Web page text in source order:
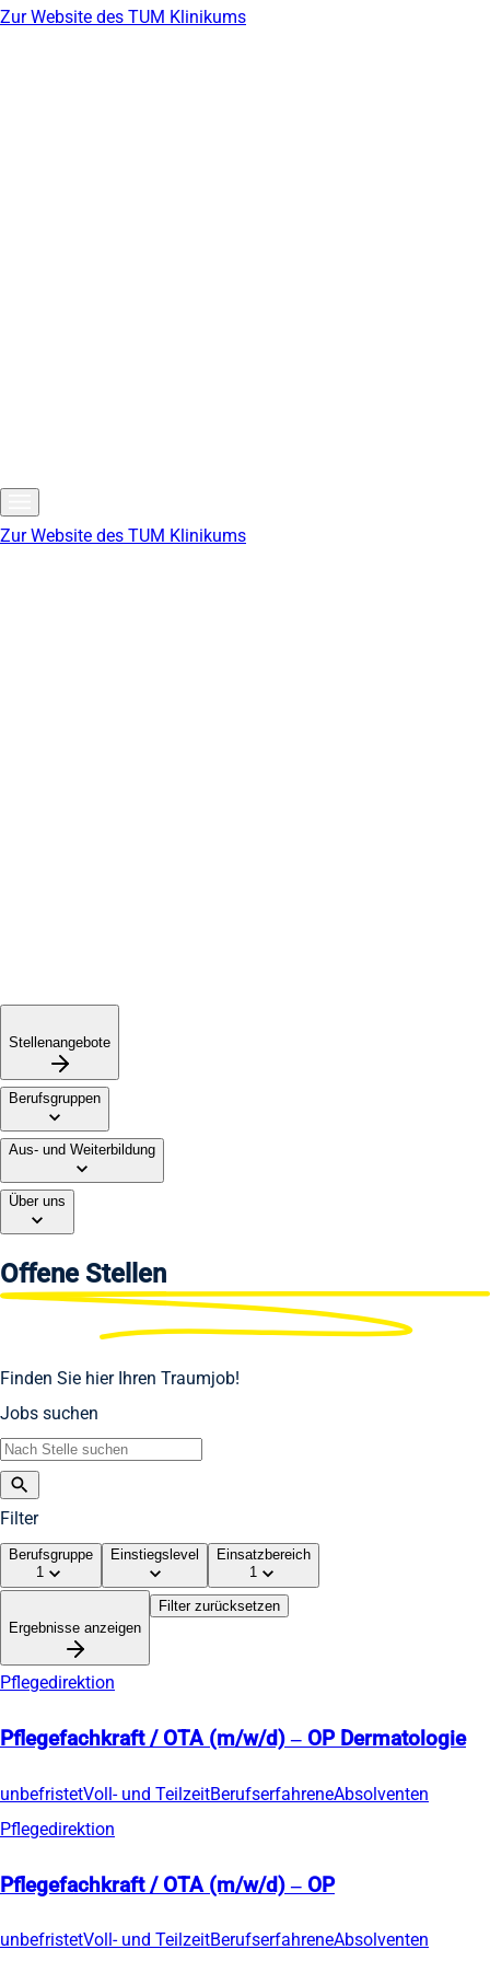
Zur Website des TUM Klinikums
Zur Website des TUM Klinikums
Stellenangebote
Berufsgruppen
Aus- und Weiterbildung
Über uns
Offene Stellen
Finden Sie hier Ihren Traumjob!
Jobs suchen
Filter
Berufsgruppe
1
Einstiegslevel
Einsatzbereich
1
Ergebnisse anzeigen
Filter zurücksetzen
Pflegedirektion
Pflegefachkraft / OTA (m/w/d) – OP Dermatologie
unbefristetVoll- und TeilzeitBerufserfahreneAbsolventen
Pflegedirektion
Pflegefachkraft / OTA (m/w/d) – OP
unbefristetVoll- und TeilzeitBerufserfahreneAbsolventen